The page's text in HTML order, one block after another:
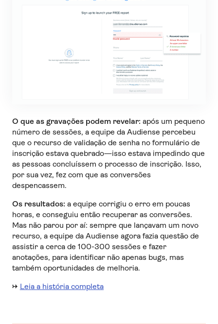
O que as gravações podem revelar: após um pequeno
número de sessões, a equipe da Audiense percebeu
que o recurso de validação de senha no formulário de
inscrição estava quebrado—isso estava impedindo que
as pessoas concluíssem o processo de inscrição. Isso,
por sua vez, fez com que as conversões
despencassem.
Os resultados: a equipe corrigiu o erro em poucas
horas, e conseguiu então recuperar as conversões.
Mas não parou por aí: sempre que lançavam um novo
recurso, a equipe da Audiense agora fazia questão de
assistir a cerca de 100-300 sessões e fazer
anotações, para identificar não apenas bugs, mas
também oportunidades de melhoria.
→ Leia a história completa